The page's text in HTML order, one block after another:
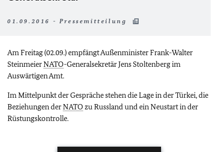
01.09.2016 - Pressemitteilung
Am Freitag (02.09.) empfängt Außenminister Frank-Walter
SteinmeierNATO-Generalsekretär Jens Stoltenberg im
Auswärtigen Amt.
Im Mittelpunkt der Gespräche stehen die Lage in der Türkei, die
Beziehungen derNATO zu Russland und ein Neustart in der
Rüstungskontrolle.